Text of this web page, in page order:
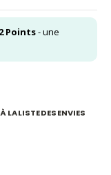
Points- une
LA LISTE DES ENVIES